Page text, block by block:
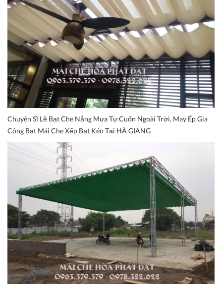
Chuyên Sĩ Lẽ Bạt Che Nắng Mưa Tự Cuốn Ngoài Trời, May Ép Gia
Công Bạt Mái Che Xếp Bạt Kéo Tại HÀ GIANG